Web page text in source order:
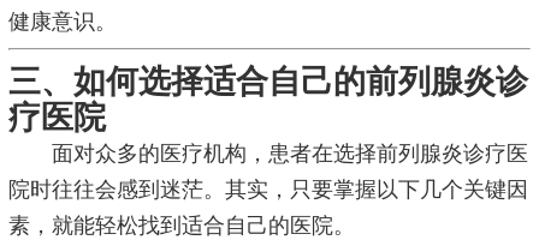
健康意识。
三、如何选择适合自己的前列腺炎诊
疗医院
面对众多的医疗机构，患者在选择前列腺炎诊疗医
院时往往会感到迷茫。其实，只要掌握以下几个关键因
素，就能轻松找到适合自己的医院。